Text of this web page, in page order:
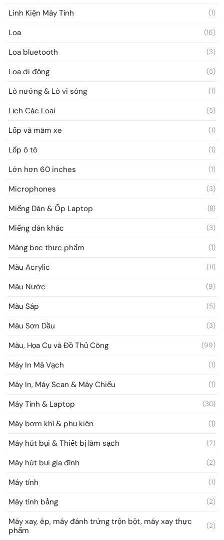
Linh Kiện Máy Tính (1)
Loa (16)
Loa bluetooth (3)
Loa di động (5)
Lò nướng & Lò vi sóng (1)
Lịch Các Loại (5)
Lốp và mâm xe (1)
Lốp ô tô (1)
Lớn hơn 60 inches (1)
Microphones (3)
Miếng Dán & Ốp Laptop (8)
Miếng dán khác (3)
Màng bọc thực phẩm (1)
Màu Acrylic (11)
Màu Nước (9)
Màu Sáp (5)
Màu Sơn Dầu (3)
Màu, Họa Cụ và Đồ Thủ Công (99)
Máy In Mã Vạch (1)
Máy In, Máy Scan & Máy Chiếu (1)
Máy Tính & Laptop (30)
Máy bơm khí & phụ kiện (1)
Máy hút bụi & Thiết bị làm sạch (2)
Máy hút bụi gia đình (2)
Máy tính (1)
Máy tính bảng (2)
Máy xay, ép, máy đánh trứng trộn bột, máy xay thực
phẩm
(2)